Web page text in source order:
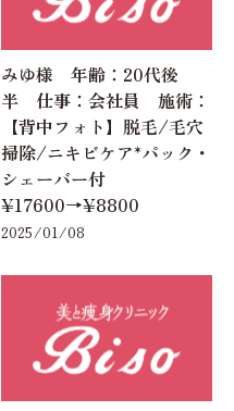
みゆ様 年齢：20代後
半 仕事：会社員 施術：
【背中フォト】脱毛/毛穴
掃除/ニキビケア*パック・
シェーバー付
¥17600→¥8800
2025/01/08